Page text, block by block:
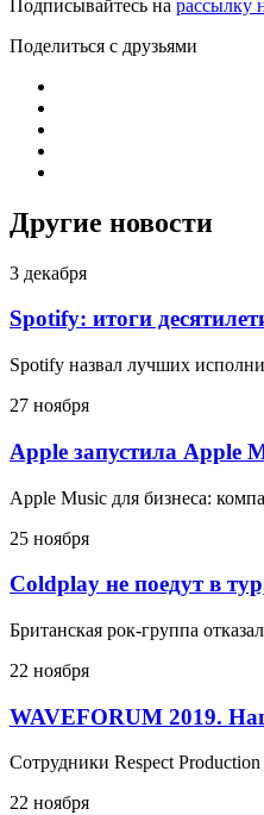
Подписывайтесь на рассылку
Поделиться с друзьями
Другие новости
3 декабря
Spotify: итоги
Spotify назвал лучших
27 ноября
Apple запустила Apple
Apple Music для бизнеса:
25 ноября
Coldplay не поедут в
Британская рок-группа
22 ноября
WAVEFORUM 2019.
Сотрудники Respect
22 ноября